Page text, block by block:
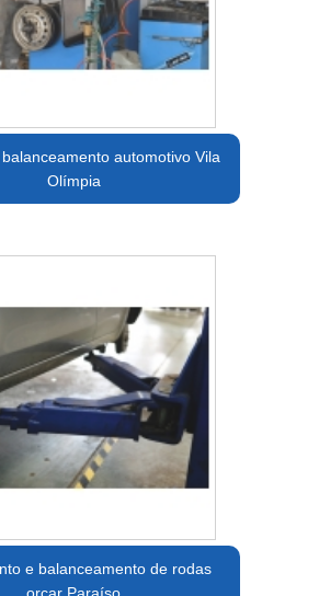
automotivo Vila
Olímpia
e balanceamento de rodas